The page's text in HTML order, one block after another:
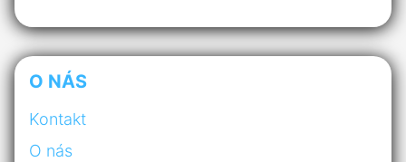
O NÁS
Kontakt
O nás